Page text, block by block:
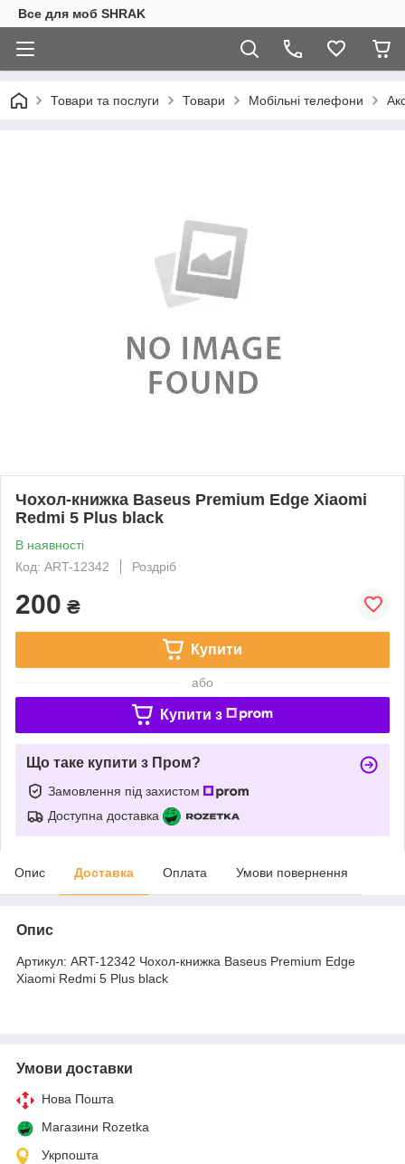
Все для моб SHRAK
Товари та послуги Товари Мобільні телефони
Чохол-книжка Baseus Premium Edge Xiaomi
Redmi 5 Plus black
В наявності
Код: ART-12342
Роздріб
200 ₴
Купити
або
Купити з
Що таке купити з Пром?
Замовлення під захистом
Доступна доставка
Опис Доставка Оплата Умови повернення
Опис
Артикул: ART-12342 Чохол-книжка Baseus Premium Edge
Xiaomi Redmi 5 Plus black
Умови доставки
Нова Пошта
Магазини Rozetka
Укрпошта